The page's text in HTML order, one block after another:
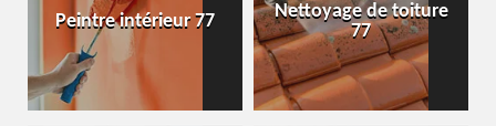
Peintre intérieur 77
Nettoyage de toiture
77